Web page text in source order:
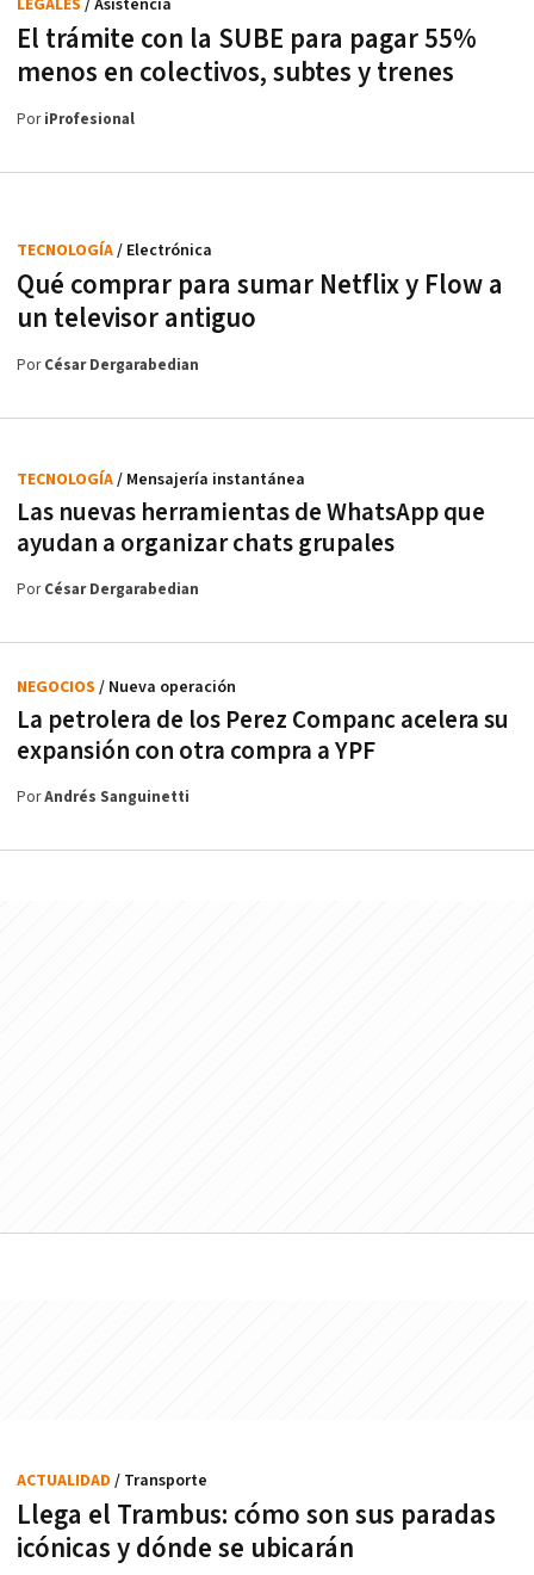
El trámite con la SUBE para pagar 55%
menos en colectivos, subtes y trenes
LEGALES / Asistencia
PoriProfesional
Qué comprar para sumar Netflix y Flow a
un televisor antiguo
TECNOLOGÍA/ Electrónica
PorCésar Dergarabedian
Las nuevas herramientas de WhatsApp que
ayudan a organizar chats grupales
TECNOLOGÍA/ Mensajería instantánea
PorCésar Dergarabedian
La petrolera de los Perez Companc acelera su
expansión con otra compra a YPF
NEGOCIOS / Nueva operación
PorAndrés Sanguinetti
Llega el Trambus: cómo son sus paradas
icónicas y dónde se ubicarán
ACTUALIDAD / Transporte